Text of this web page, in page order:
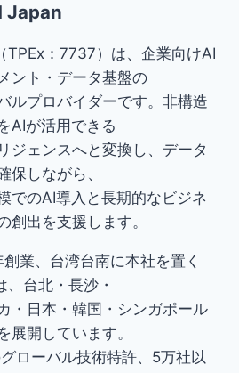
Japan
TPEx：7737）は、企業向けAI
ント・データ基盤の
ルプロバイダーです。非構造
AIが活用できる
ジェンスへと変換し、データ
保しながら、
でのAI導入と長期的なビジネ
創出を支援します。
業、台湾台南に本社を置く
、台北・長沙・
・日本・韓国・シンガポール
展開しています。
ローバル技術特許、5万社以